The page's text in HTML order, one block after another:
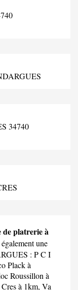
34740
de platrerie à
une
: P C I
Plackà
Roussillon à
à 1km, Va